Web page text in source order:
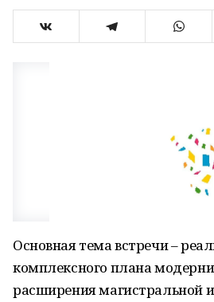
Основная тема встречи –
комплексного плана
расширения магистральной